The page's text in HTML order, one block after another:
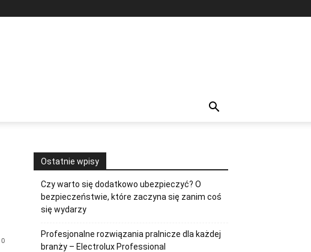
0
Ostatnie wpisy
Czy warto się dodatkowo ubezpieczyć? O
bezpieczeństwie, które zaczyna się zanim coś
się wydarzy
Profesjonalne rozwiązania pralnicze dla każdej
branży – Electrolux Professional